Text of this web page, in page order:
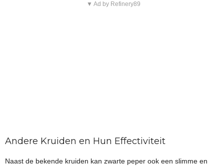
▼ Ad by Refinery89
Andere Kruiden en Hun Effectiviteit
Naast de bekende kruiden kan zwarte peper ook een slimme en